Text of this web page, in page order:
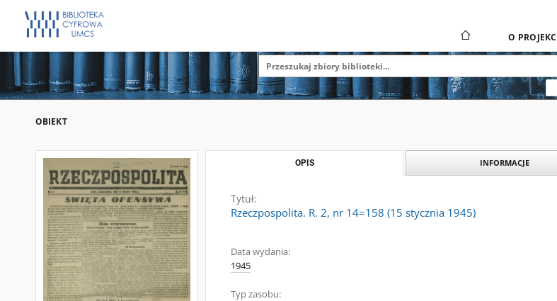
O
OBIEKT
OPIS INFORMACJE
Tytuł:
Rzeczpospolita. R. 2, nr 14=158 (15 stycznia 1945)
Data wydania:
1945
Typ zasobu: